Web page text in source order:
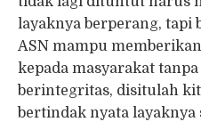
layaknya berperang, tapi
ASN mampu
kepada masyarakat
berintegritas, disitulah
bertindak nyata layaknya